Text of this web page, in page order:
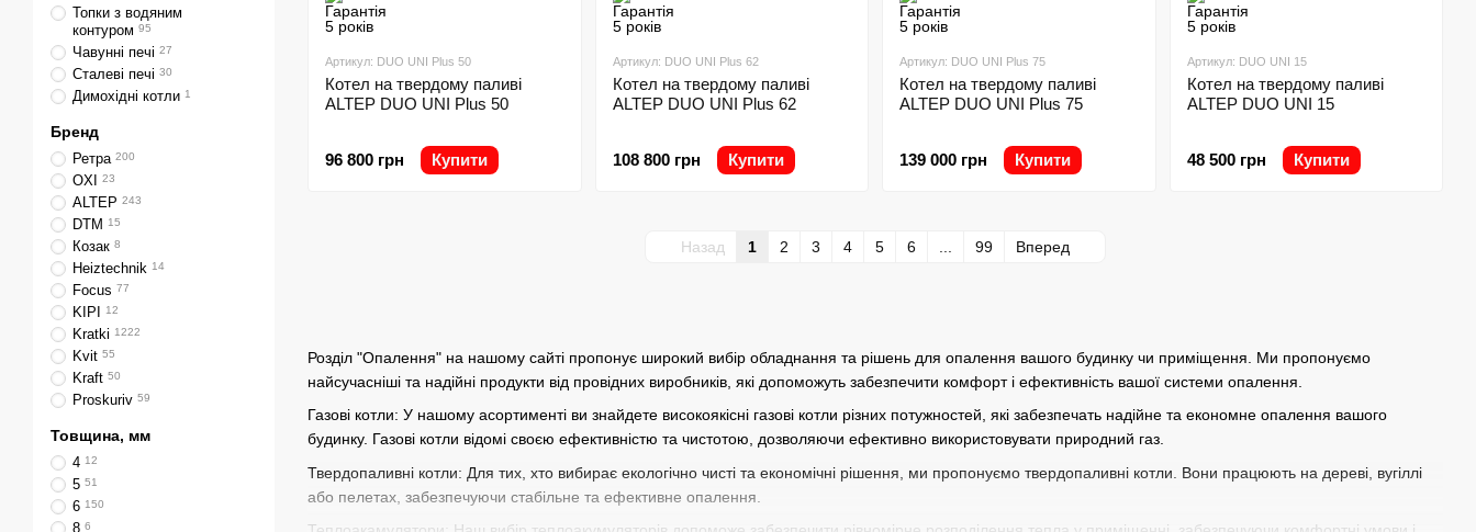
Розділ "Опалення" на нашому сайті пропонує широкий вибір обладнання та рішень для опалення вашого будинку чи приміщення. Ми пропонуємо
найсучасніші та надійні продукти від провідних виробників, які допоможуть забезпечити комфорт і ефективність вашої системи опалення.
Газові котли: У нашому асортименті ви знайдете високоякісні газові котли різних потужностей, які забезпечать надійне та економне опалення вашого
будинку. Газові котли відомі своєю ефективністю та чистотою, дозволяючи ефективно використовувати природний газ.
Твердопаливні котли: Для тих, хто вибирає екологічно чисті та економічні рішення, ми пропонуємо твердопаливні котли. Вони працюють на дереві, вугіллі
або пелетах, забезпечуючи стабільне та ефективне опалення.
Артикул: DUO UNI Plus 50
Котел на твердому паливі
ALTEP DUO UNI Plus 50
96 800 грн Купити
Артикул: DUO UNI Plus 62
Котел на твердому паливі
ALTEP DUO UNI Plus 62
108 800 грн Купити
Артикул: DUO UNI Plus 75
Котел на твердому паливі
ALTEP DUO UNI Plus 75
139 000 грн Купити
Артикул: DUO UNI 15
Котел на твердому паливі
ALTEP DUO UNI 15
48 500 грн Купити
Назад 1 2 3 4 5 6 99 Вперед
Топки з водяним
контуром 95
Чавунні печі 27
Сталеві печі 30
Димохідні котли 1
Бренд
Ретра 200
OXI 23
ALTEP 243
DTM 15
Козак 8
Heiztechnik 14
Focus 77
KIPI 12
Kratki 1222
Kvit 55
Kraft 50
Proskuriv 59
Товщина, мм
4 12
5 51
6 150
8 6